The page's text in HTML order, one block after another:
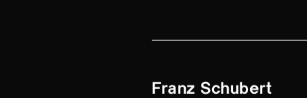
Franz Schubert